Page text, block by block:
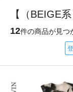
【（BEIGE
12件の商品が見つ